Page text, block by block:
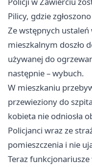
Pilicy, gdzie
Ze wstępnych
mieszkalnym doszło
używanej do
następnie – wybuch.
W mieszkaniu
przewieziony do
kobieta nie odniosła
Policjanci wraz ze
pomieszczenia i nie
Teraz funkcjonariusze